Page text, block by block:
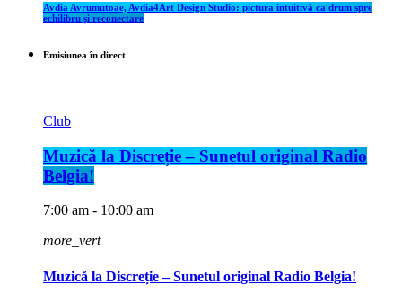
Avdia Avrumutoae, Avdia4Art Design Studio: pictura intuitivă ca drum spre
echilibru și reconectare
Emisiunea în direct
Club
Muzică la Discreție – Sunetul original Radio
Belgia!
7:00 am - 10:00 am
more_vert
Muzică la Discreție – Sunetul original Radio Belgia!